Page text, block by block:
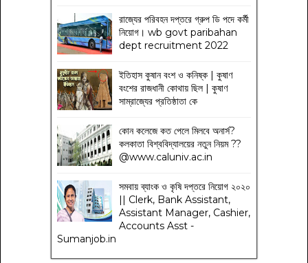
রাজ্যের পরিবহন দপ্তরে গ্রুপ ডি পদে কর্মী
নিয়োগ। wb govt paribahan
dept recruitment 2022
ইতিহাস কুষান বংশ ও কনিষ্ক | কুষাণ
বংশের রাজধানী কোথায় ছিল | কুষাণ
সাম্রাজ্যের প্রতিষ্ঠাতা কে
কোন কলেজে কত পেলে মিলবে অনার্স?
কলকাতা বিশ্ববিদ্যালয়ের নতুন নিয়ম??
@www.caluniv.ac.in
সমবায় ব্যাংক ও কৃষি দপ্তরে নিয়োগ ২০২০
|| Clerk, Bank Assistant,
Assistant Manager, Cashier,
Accounts Asst -
Sumanjob.in